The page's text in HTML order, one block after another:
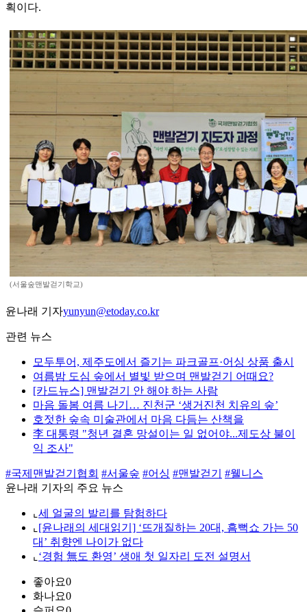
획이다.
(서울숲맨발걷기학교)
윤나래 기자yunyun@etoday.co.kr
관련 뉴스
모두투어, 제주도에서 즐기는 파크골프·어싱 상품 출시
여름밤 도심 숲에서 별빛 받으며 맨발걷기 어때요?
[카드뉴스] 맨발걷기 안 해야 하는 사람
마음 돌봄 여름 나기… 진천군 ‘생거진천 치유의 숲’
호젓한 숲속 미술관에서 마음 다듬는 산책을
李 대통령 "청년 결혼 망설이는 일 없어야...제도상 불이
익 조사"
#국제맨발걷기협회 #서울숲 #어싱 #맨발걷기
#웰니스
윤나래 기자의 주요 뉴스
⌞ 세 얼굴의 발리를 탐험하다
⌞ [윤나래의 세대읽기] ‘뜨개질하는 20대, 흠뻑쇼 가는 50
대’ 취향엔 나이가 없다
⌞ ‘경험 無도 환영’ 생애 첫 일자리 도전 설명서
좋아요0
화나요0